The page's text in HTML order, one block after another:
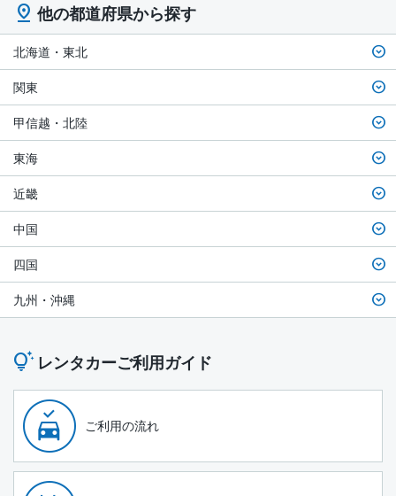
他の都道府県から探す
北海道・東北
関東
甲信越・北陸
東海
近畿
中国
四国
九州・沖縄
レンタカーご利用ガイド
ご利用の流れ